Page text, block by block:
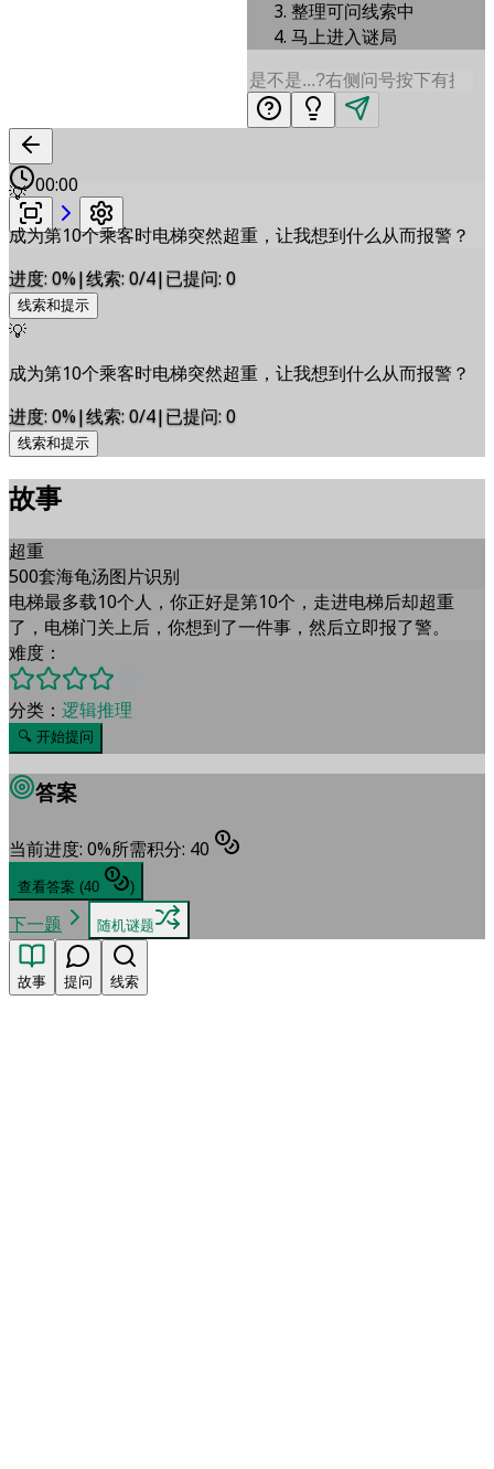
整理可问线索中
马上进入谜局
00:00
💡
成为第10个乘客时电梯突然超重，让我想到什么从而报警？
进度:0%|线索:0/4|已提问:0
线索和提示
💡
成为第10个乘客时电梯突然超重，让我想到什么从而报警？
进度:0%|线索:0/4|已提问:0
线索和提示
故事
超重
500套海龟汤图片识别
电梯最多载10个人，你正好是第10个，走进电梯后却超重
了，电梯门关上后，你想到了一件事，然后立即报了警。
难度：
分类： 逻辑推理
🔍 开始提问
答案
当前进度: 0%所需积分: 40
查看答案 (40 )
下一题 随机谜题
故事 提问 线索